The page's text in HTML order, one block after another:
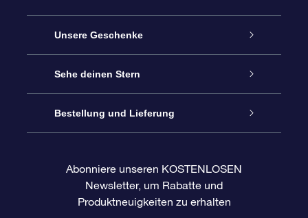
Service
Kontakt
Blog
Bewertungen
Unsere Geschenke
Sterne schenken
OSR-Geschenkpaket
OSR-Geschenkgutschein
Sehe deinen Stern
Sternregister
Personalisierte Sternseite
Bestellung und Lieferung
Zahlungsinformationen
Abonniere unseren KOSTENLOSEN
Newsletter, um Rabatte und
Produktneuigkeiten zu erhalten